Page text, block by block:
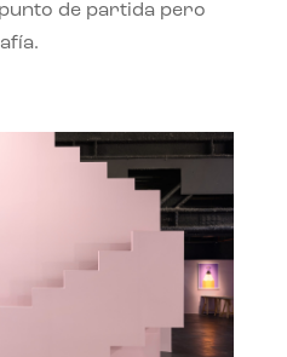
de partida pero